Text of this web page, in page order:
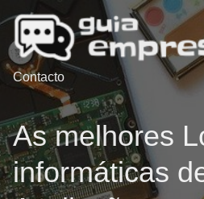
Contacto
As melhores
informáticas